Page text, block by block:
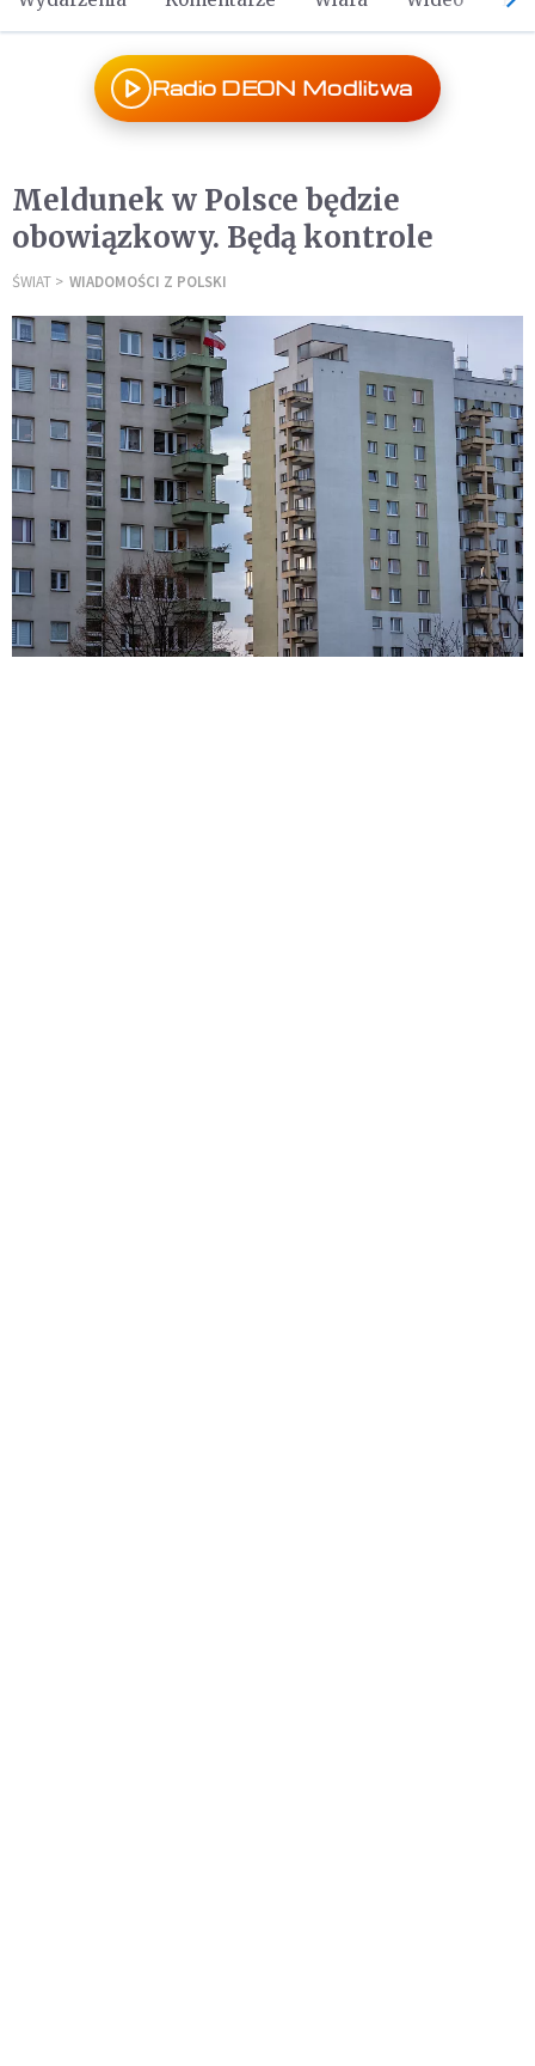
Radio DEON Modlitwa
Meldunek w Polsce będzie
obowiązkowy. Będą kontrole
ŚWIAT WIADOMOŚCI Z POLSKI